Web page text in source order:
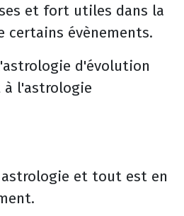
et fort utiles dans la
certains évènements.
d'évolution
à l'astrologie
astrologie et tout est en